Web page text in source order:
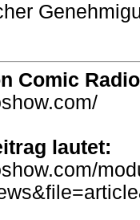
Comic
lautet: